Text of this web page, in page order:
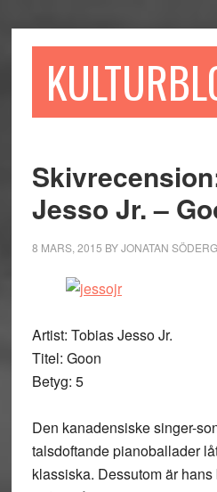
till
till
sidofältet
till
Jesso Jr. –
8 MARS, 2015 BYJONATAN
Artist: Tobias Jesso Jr.
Titel: Goon
Betyg: 5
Den kanadensiske singer-
talsdoftande pianoballader
klassiska. Dessutom är